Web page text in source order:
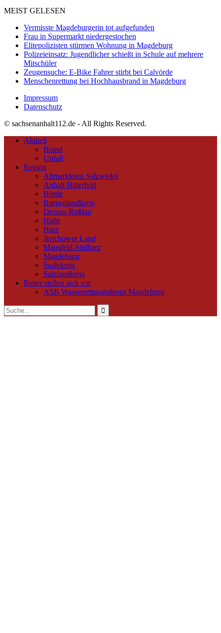
MEIST GELESEN
Vermisste Magdeburgerin tot aufgefunden
Frau in Supermarkt niedergestochen
Elitepolizisten stürmen Wohnung in Magdeburg
Polizeieinsatz: Jugendlicher schießt in Schule auf mehrere
Mitschüler
Zeugensuche: E-Bike Fahrer stirbt bei Calvörde
Menschenrettung bei Hochhausbrand in Magdeburg
Impressum
Datenschutz
© sachsenanhalt112.de - All Rights Reserved.
Aktuell
Brand
Unfall
Region
Altmarkkreis Salzwedel
Anhalt-Bitterfeld
Börde
Burgenlandkreis
Dessau-Roßlau
Halle
Harz
Jerichower Land
Mansfeld-Südharz
Magdeburg
Saalekreis
Salzlandkreis
Retter stellen sich vor
ASB Wasserrettungsdienst Magdeburg